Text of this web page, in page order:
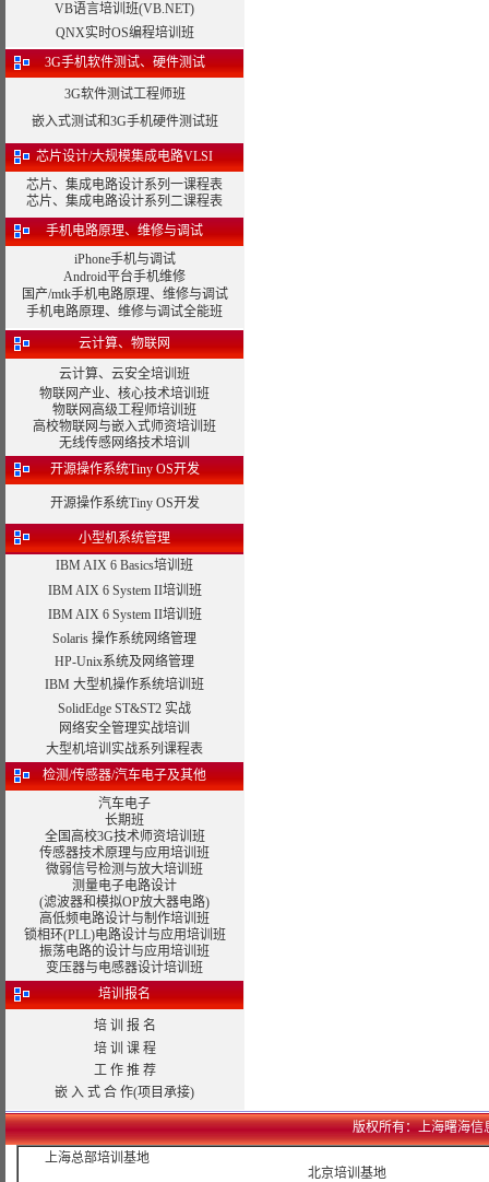
VB语言培训班(VB.NET)
QNX实时OS编程培训班
3G手机软件测试、硬件测试
3G软件测试工程师班
嵌入式测试和3G手机硬件测试班
芯片设计/大规模集成电路VLSI
芯片、集成电路设计系列一课程表
芯片、集成电路设计系列二课程表
手机电路原理、维修与调试
iPhone手机与调试
Android平台手机维修
国产/mtk手机电路原理、维修与调试
手机电路原理、维修与调试全能班
云计算、物联网
云计算、云安全培训班
物联网产业、核心技术培训班
物联网高级工程师培训班
高校物联网与嵌入式师资培训班
无线传感网络技术培训
开源操作系统Tiny OS开发
开源操作系统Tiny OS开发
小型机系统管理
IBM AIX 6 Basics培训班
IBM AIX 6 System II培训班
IBM AIX 6 System II培训班
Solaris 操作系统网络管理
HP-Unix系统及网络管理
IBM 大型机操作系统培训班
SolidEdge ST&ST2 实战
网络安全管理实战培训
大型机培训实战系列课程表
检测/传感器/汽车电子及其他
汽车电子
长期班
全国高校3G技术师资培训班
传感器技术原理与应用培训班
微弱信号检测与放大培训班
测量电子电路设计
(滤波器和模拟OP放大器电路)
高低频电路设计与制作培训班
锁相环(PLL)电路设计与应用培训班
振荡电路的设计与应用培训班
变压器与电感器设计培训班
培训报名
培 训 报 名
培 训 课 程
工 作 推 荐
嵌 入 式 合 作(项目承接)
版权所有：上海曙海信
上海总部培训基地
北京培训基地